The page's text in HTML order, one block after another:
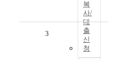
복
사/
대
출
신
청
3